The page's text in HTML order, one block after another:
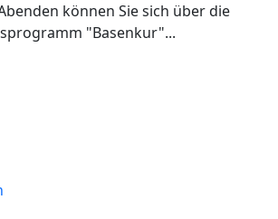
können Sie sich über die
"Basenkur"...